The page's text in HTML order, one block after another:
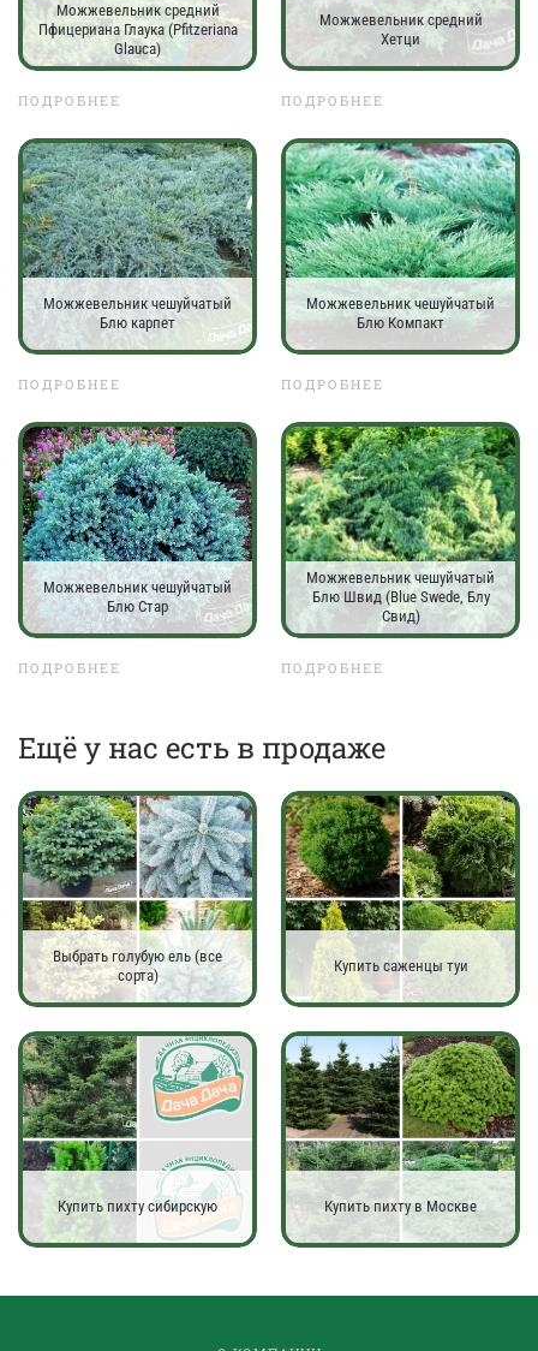
Можжевельник средний
Пфицериана Глаука (Pfitzeriana
Glauca)
ПОДРОБНЕЕ
Можжевельник средний
Хетци
ПОДРОБНЕЕ
Можжевельник чешуйчатый
Блю карпет
ПОДРОБНЕЕ
Можжевельник чешуйчатый
Блю Компакт
ПОДРОБНЕЕ
Можжевельник чешуйчатый
Блю Стар
ПОДРОБНЕЕ
Можжевельник чешуйчатый
Блю Швид (Blue Swede, Блу
Свид)
ПОДРОБНЕЕ
Eщё у нас есть в продаже
Выбрать голубую ель (все
сорта)
Купить саженцы туи
Купить пихту сибирскую Купить пихту в Москве